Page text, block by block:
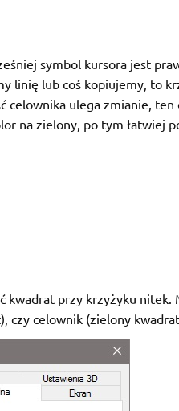
symbol kursora jest
linię lub coś kopiujemy, to
celownika ulega zmianie,
na zielony, po tym łatwiej
kwadrat przy krzyżyku
czy celownik (zielony